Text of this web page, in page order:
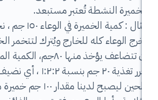
تُعتبر مستبعد.
مثال : كمية الخميرة في الوعاء ١٥٠
كله للخارج ويُترك لتتخمر الخميرة كلها،
ان تتضاعف يؤخذ منها
نقرر تغذية ٢٠ جم
طحين ليصبح لدينا مقدار ١٠٠ جم خميرة مغذاة